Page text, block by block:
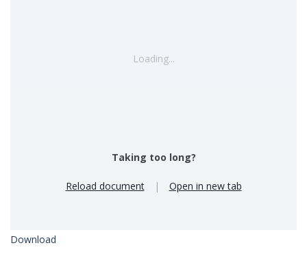
Loading...
Taking too long?
Reload document | Open in new tab
Download